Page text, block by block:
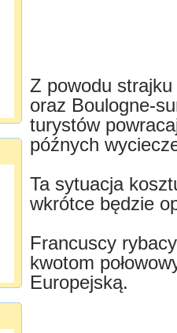
Z powodu strajku
oraz Boulogne-
turystów
późnych
Ta sytuacja
wkrótce będzie
Francuscy
kwotom
Europejską.